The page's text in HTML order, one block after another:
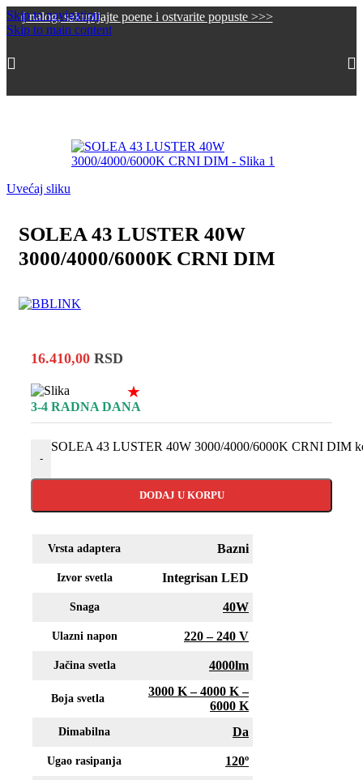
Skip to navigation
Skip to main content
sakupljajte poene i ostvarite popuste >>>
Uvećaj sliku
SOLEA 43 LUSTER 40W
3000/4000/6000K CRNI DIM
16.410,00 RSD
★
3-4 RADNA DANA
-
SOLEA 43 LUSTER 40W 3000/4000/6000K CRNI DIM
DODAJ U KORPU
Vrsta adaptera Bazni
Izvor svetla Integrisan LED
Snaga 40W
Ulazni napon 220 – 240 V
Jačina svetla 4000lm
Boja svetla
3000 K – 4000 K –
6000 K
Dimabilna Da
Ugao rasipanja 120º